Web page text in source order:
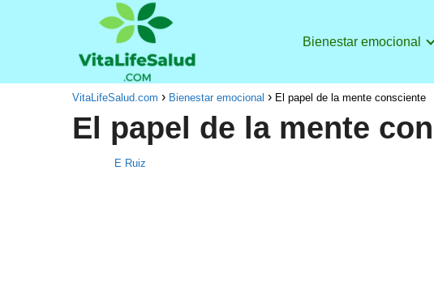
Bienestar emocional
VitaLifeSalud.com Bienestar emocional El papel de la mente consciente
El papel de la mente
E Ruiz